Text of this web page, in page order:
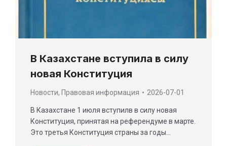
В Казахстане вступила в силу
новая Конституция
Новости, Правовая информация 2026-07-01
В Казахстане 1 июля вступилв в силу новая
Конституция, принятая на референдуме в марте.
Это третья Конституция страны за годы…